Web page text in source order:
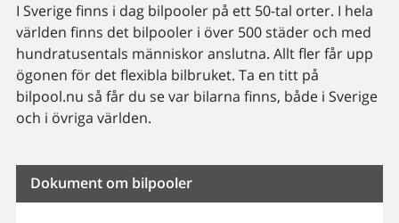
I Sverige finns i dag bilpooler på ett 50-tal orter. I hela
världen finns det bilpooler i över 500 städer och med
hundratusentals människor anslutna. Allt fler får upp
ögonen för det flexibla bilbruket. Ta en titt på
bilpool.nu så får du se var bilarna finns, både i Sverige
och i övriga världen.
Dokument om bilpooler